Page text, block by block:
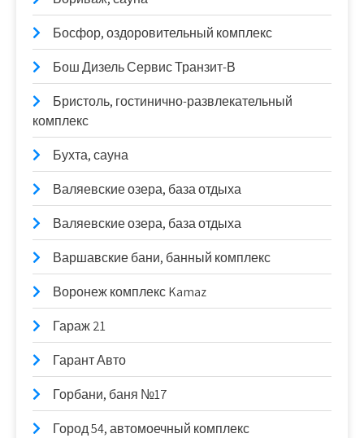
Босфор, оздоровительный комплекс
Бош Дизель Сервис Транзит-В
Бристоль, гостинично-развлекательный
комплекс
Бухта, сауна
Валяевские озера, база отдыха
Валяевские озера, база отдыха
Варшавские бани, банный комплекс
Воронеж комплекс Kamaz
Гараж 21
Гарант Авто
Горбани, баня №17
Город 54, автомоечный комплекс